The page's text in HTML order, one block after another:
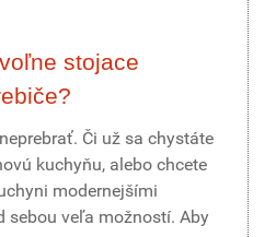
stojace
Či už sa chystáte
kuchyňu, alebo chcete
modernejšími
sebou veľa možností. Aby